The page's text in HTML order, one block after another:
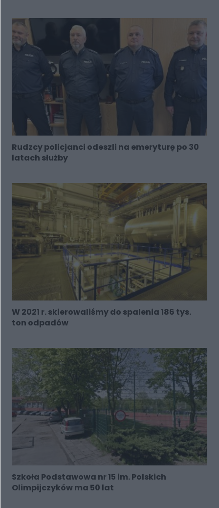
Rudzcy policjanci odeszli na emeryturę po 30
latach służby
W 2021 r. skierowaliśmy do spalenia 186 tys.
ton odpadów
Szkoła Podstawowa nr 15 im. Polskich
Olimpijczyków ma 50 lat